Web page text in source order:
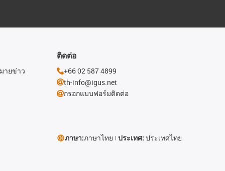
ายข่าว
ติดต่อ
+66 02 587 4899
th-info@igus.net
กรอกแบบฟอร์มติดต่อ
ภาษา:ภาษาไทย ประเทศ: ประเทศไทย